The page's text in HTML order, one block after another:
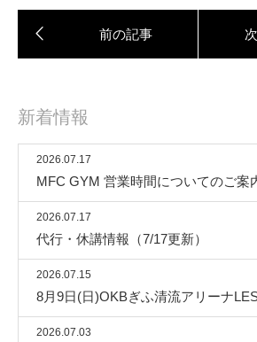
新着情報
2026.07.17
MFC GYM 営業時間についてのご案
2026.07.17
代行・休講情報（7/17更新）
2026.07.15
8月9日(日)OKBぎふ清流アリーナ
2026.07.03